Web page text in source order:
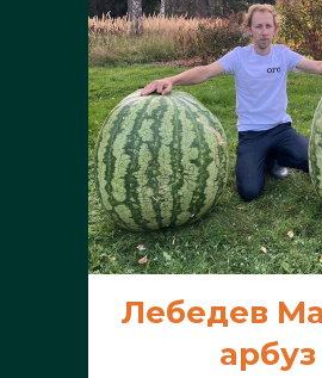
Лебедев
арбуз